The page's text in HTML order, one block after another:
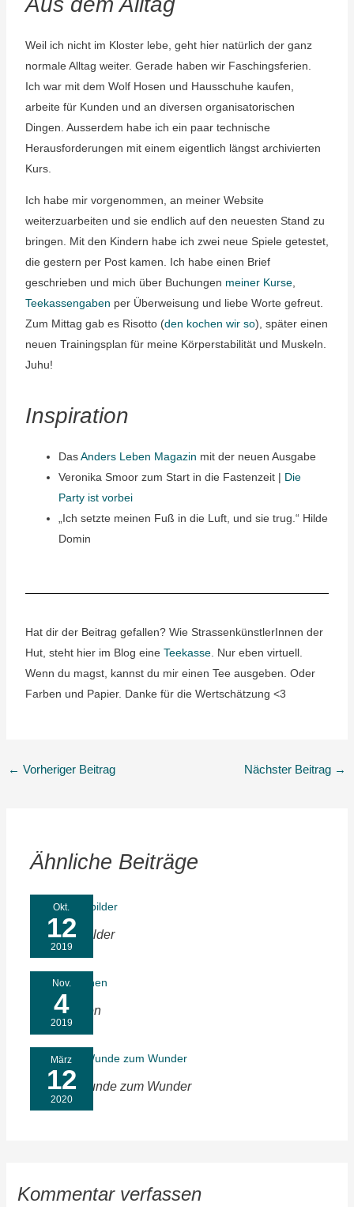
Weil ich nicht im Kloster lebe, geht hier natürlich der ganz
normale Alltag weiter. Gerade haben wir Faschingsferien.
Ich war mit dem Wolf Hosen und Hausschuhe kaufen,
arbeite für Kunden und an diversen organisatorischen
Dingen. Ausserdem habe ich ein paar technische
Herausforderungen mit einem eigentlich längst archivierten
Kurs.
Ich habe mir vorgenommen, an meiner Website
weiterzuarbeiten und sie endlich auf den neuesten Stand zu
bringen. Mit den Kindern habe ich zwei neue Spiele getestet,
die gestern per Post kamen. Ich habe einen Brief
geschrieben und mich über Buchungen meiner Kurse,
Teekassengaben per Überweisung und liebe Worte gefreut.
Zum Mittag gab es Risotto (den kochen wir so), später einen
neuen Trainingsplan für meine Körperstabilität und Muskeln.
Juhu!
Inspiration
DasAnders Leben Magazin mit der neuen Ausgabe
Veronika Smoor zum Start in die Fastenzeit | Die
Party ist vorbei
„Ich setzte meinen Fuß in die Luft, und sie trug.“ Hilde
Domin
Hat dir der Beitrag gefallen? Wie StrassenkünstlerInnen der
Hut, steht hier im Blog eine Teekasse. Nur eben virtuell.
Wenn du magst, kannst du mir einen Tee ausgeben. Oder
Farben und Papier. Danke für die Wertschätzung <3
← Vorheriger Beitrag Nächster Beitrag →
Ähnliche Beiträge
Okt.
12
2019
Symptombilder
Nov.
4
2019
Türen öffnen
März
12
2020
Von der Wunde zum Wunder
Kommentar verfassen